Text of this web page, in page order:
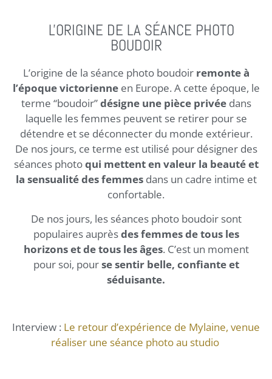
L'ORIGINE DE LA SÉANCE PHOTO
BOUDOIR
L’origine de la séance photo boudoir remonte à
l’époque victorienneen Europe. A cette époque, le
terme “boudoir”désigne une pièce privéedans
laquelle les femmes peuvent se retirer pour se
détendre et se déconnecter du monde extérieur.
De nos jours, ce terme est utilisé pour désigner des
séances photoqui mettent en valeur la beauté et
la sensualité des femmesdans un cadre intime et
confortable.
De nos jours, les séances photo boudoir sont
populaires auprèsdes femmes de tous les
horizons et de tous les âges. C’est un moment
pour soi, pourse sentir belle, confiante et
séduisante.
Interview : Le retour d’expérience de Mylaine, venue
réaliser une séance photo au studio